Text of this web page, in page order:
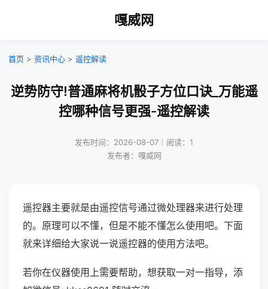
嘎威网
首页 > 资讯中心 > 遥控解读
逆势防守!普通麻将机骰子方位口诀_万能遥
控哪种信号更强-遥控解读
发布时间：2026-08-07｜阅读：1
发布者：嘎威网
遥控器主要就是由遥控信号通过微处理器来进行处理
的。原理可以不懂，但是不能不懂怎么使用吧。下面
就来详细给大家说一说遥控器的使用方法吧。
若你在仪器使用上需要帮助，想获取一对一指导，添